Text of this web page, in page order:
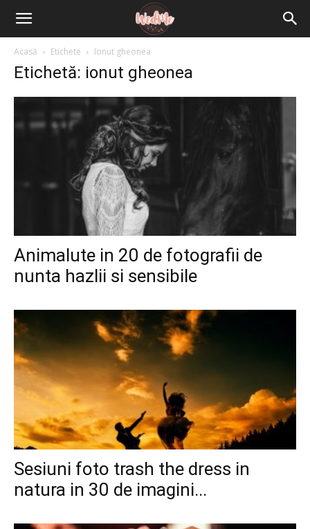
Acasă Etichete Ionut gheonea
Etichetă: ionut gheonea
Animalute in 20 de fotografii de
nunta hazlii si sensibile
Sesiuni foto trash the dress in
natura in 30 de imagini...